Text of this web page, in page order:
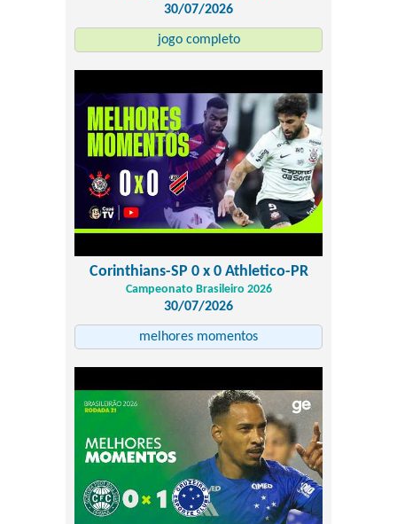
30/07/2026
jogo completo
Corinthians-SP 0 x 0 Athletico-PR
Campeonato Brasileiro 2026
30/07/2026
melhores momentos